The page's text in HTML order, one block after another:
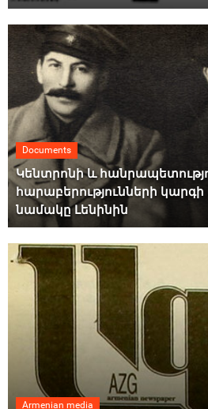
Documents
Կենտրոնի և
հարաբերությունների
նամակը Լենինին
Armenian media